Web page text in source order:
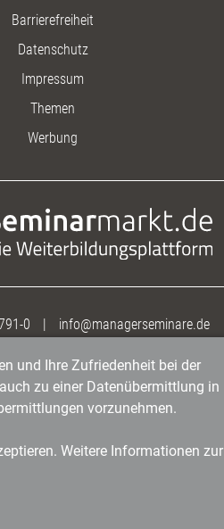
Barrierefreiheit
Datenschutz
Impressum
Themen
Werbung
0 | info@managerseminare.de
und Ihre Zufriedenheit bei der
zu einer Datenübermittlung in
vorzunehmen.
Weitere Informationen zur